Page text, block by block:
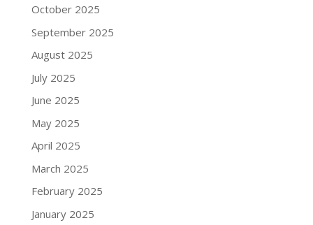
October 2025
September 2025
August 2025
July 2025
June 2025
May 2025
April 2025
March 2025
February 2025
January 2025